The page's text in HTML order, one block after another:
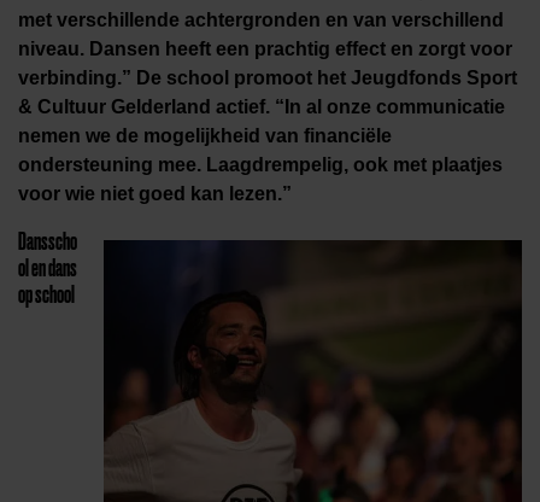
met verschillende achtergronden en van verschillend
niveau. Dansen heeft een prachtig effect en zorgt voor
verbinding.” De school promoot het Jeugdfonds Sport
& Cultuur Gelderland actief. “In al onze communicatie
nemen we de mogelijkheid van financiële
ondersteuning mee. Laagdrempelig, ook met plaatjes
voor wie niet goed kan lezen.”
Dansscho
ol en dans
op school